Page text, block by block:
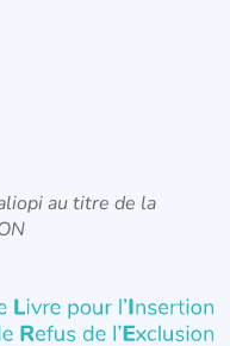
au titre de la